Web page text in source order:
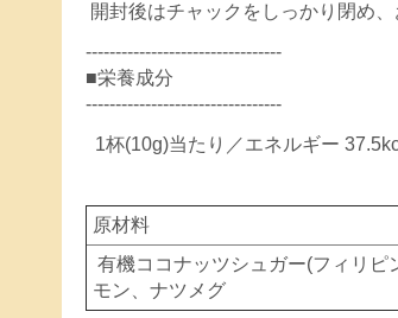
開封後はチャックをしっかり閉め
---------------------------------
■栄養成分
---------------------------------
1杯(10g)当たり／エネルギー
原材料
有機ココナッツシュガー(フィリピ
モン、ナツメグ